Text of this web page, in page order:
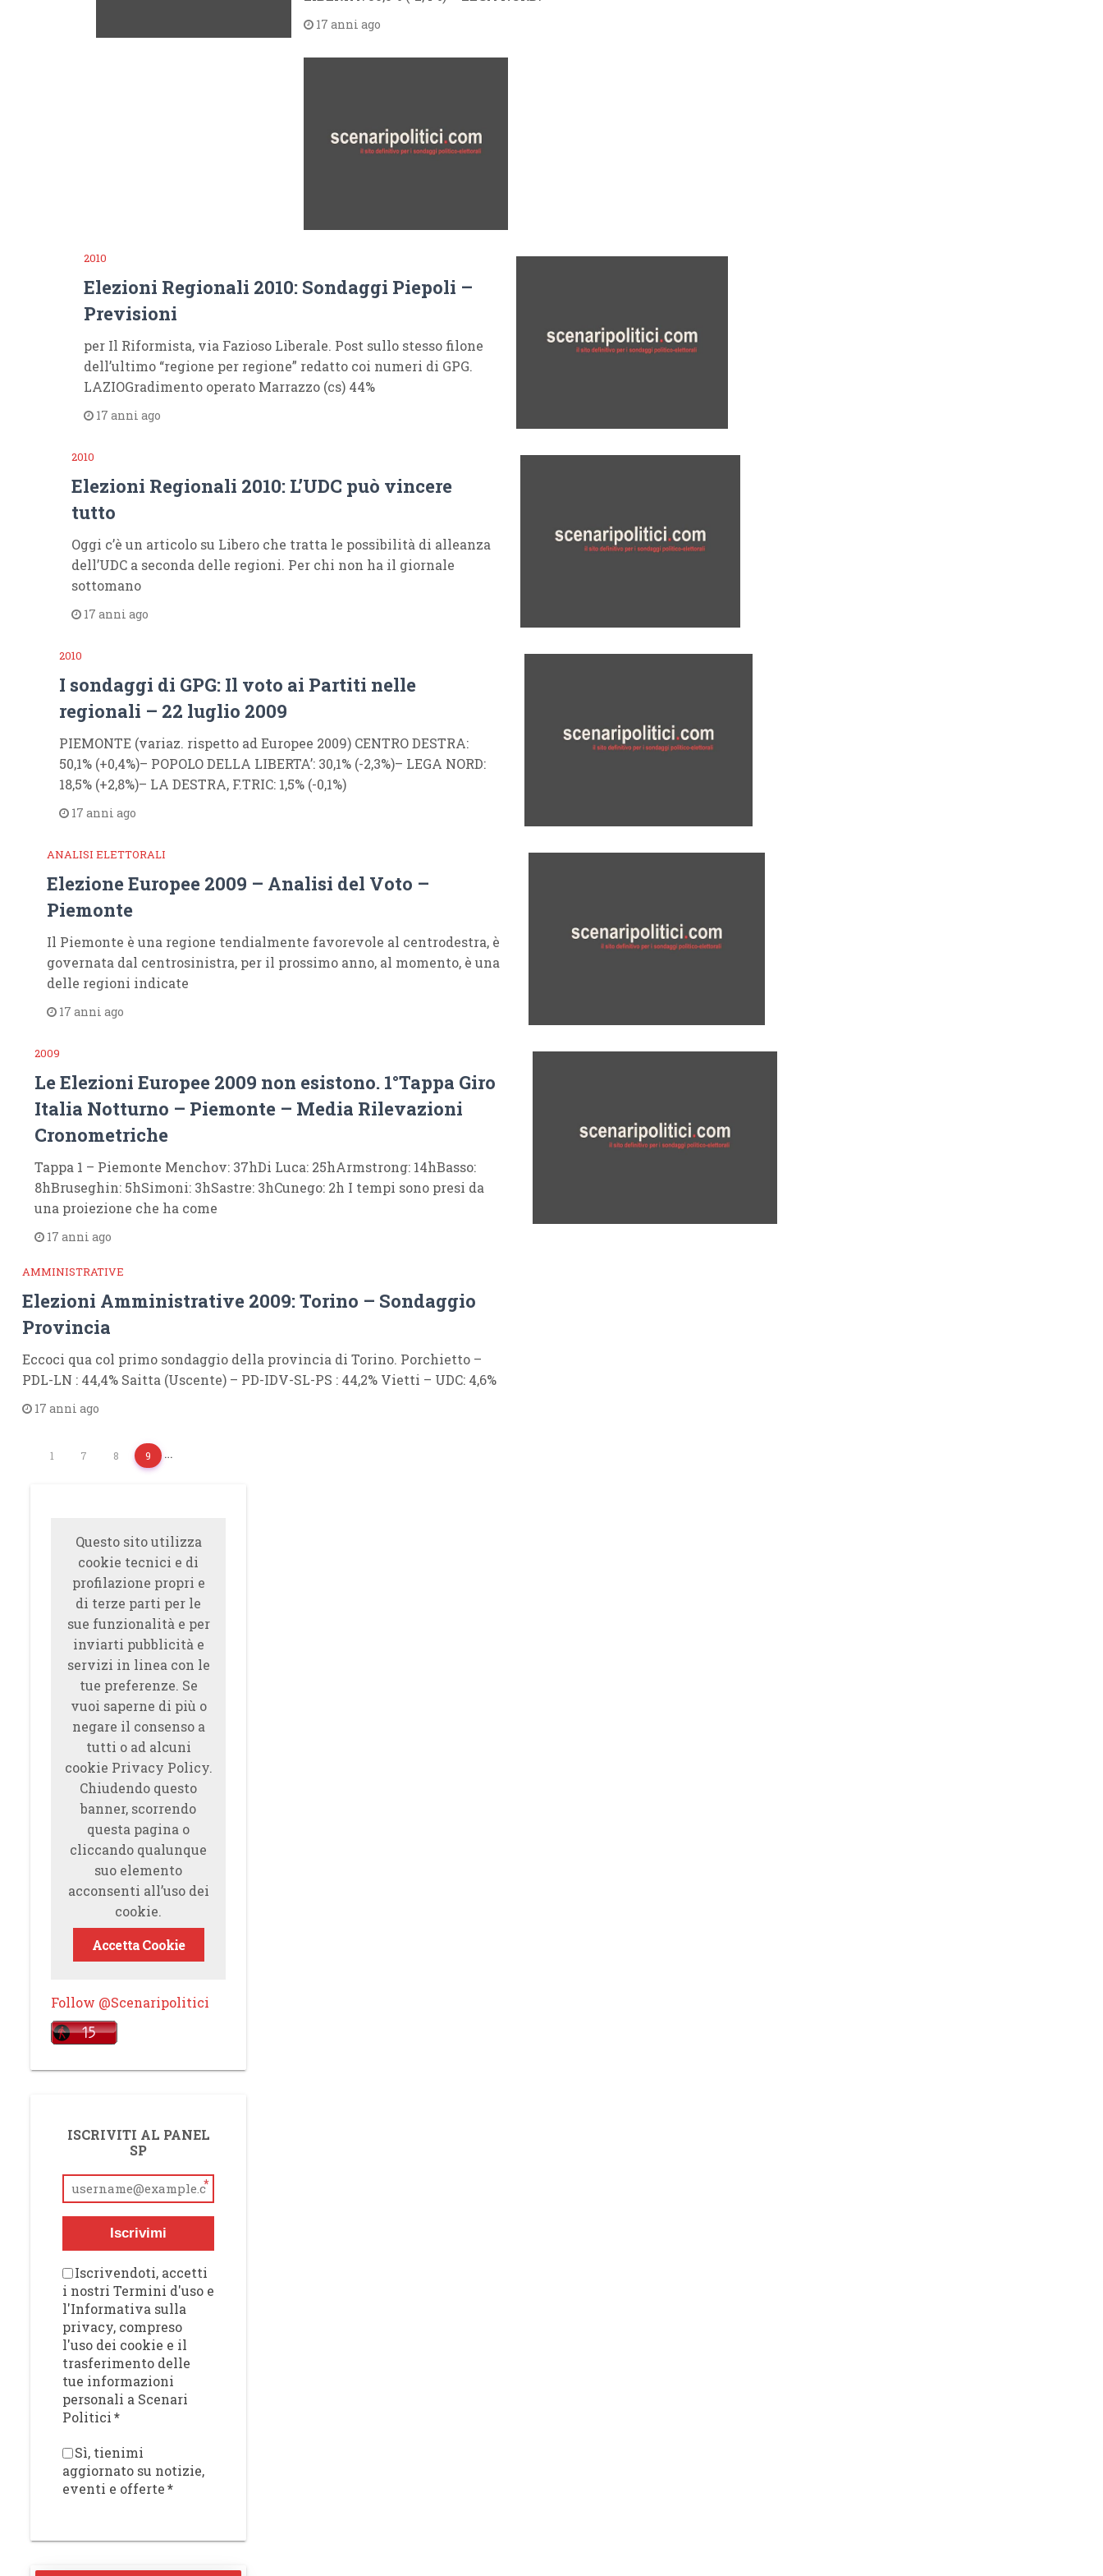
17 anni ago
2010
Elezioni Regionali 2010: Sondaggi Piepoli –
Previsioni
per Il Riformista, via Fazioso Liberale. Post sullo stesso filone
dell’ultimo “regione per regione” redatto coi numeri di GPG.
LAZIOGradimento operato Marrazzo (cs) 44%
17 anni ago
2010
Elezioni Regionali 2010: L’UDC può vincere
tutto
Oggi c’è un articolo su Libero che tratta le possibilità di alleanza
dell’UDC a seconda delle regioni. Per chi non ha il giornale
sottomano
17 anni ago
2010
I sondaggi di GPG: Il voto ai Partiti nelle
regionali – 22 luglio 2009
PIEMONTE (variaz. rispetto ad Europee 2009) CENTRO DESTRA:
50,1% (+0,4%)– POPOLO DELLA LIBERTA’: 30,1% (-2,3%)– LEGA NORD:
18,5% (+2,8%)– LA DESTRA, F.TRIC: 1,5% (-0,1%)
17 anni ago
ANALISI ELETTORALI
Elezione Europee 2009 – Analisi del Voto –
Piemonte
Il Piemonte è una regione tendialmente favorevole al centrodestra, è
governata dal centrosinistra, per il prossimo anno, al momento, è una
delle regioni indicate
17 anni ago
2009
Le Elezioni Europee 2009 non esistono. 1°Tappa Giro
Italia Notturno – Piemonte – Media Rilevazioni
Cronometriche
Tappa 1 – Piemonte Menchov: 37hDi Luca: 25hArmstrong: 14hBasso:
8hBruseghin: 5hSimoni: 3hSastre: 3hCunego: 2h I tempi sono presi da
una proiezione che ha come
17 anni ago
AMMINISTRATIVE
Elezioni Amministrative 2009: Torino – Sondaggio
Provincia
Eccoci qua col primo sondaggio della provincia di Torino. Porchietto –
PDL-LN : 44,4% Saitta (Uscente) – PD-IDV-SL-PS : 44,2% Vietti – UDC: 4,6%
17 anni ago
1 …
7 8 9
Questo sito utilizza
cookie tecnici e di
profilazione propri e
di terze parti per le
sue funzionalità e per
inviarti pubblicità e
servizi in linea con le
tue preferenze. Se
vuoi saperne di più o
negare il consenso a
tutti o ad alcuni
cookie Privacy Policy.
Chiudendo questo
banner, scorrendo
questa pagina o
cliccando qualunque
suo elemento
acconsenti all’uso dei
cookie.
Accetta Cookie
Follow @Scenaripolitici
ISCRIVITI AL PANEL
SP
*
Iscrivimi
Iscrivendoti, accetti
i nostri Termini d'uso e
l'Informativa sulla
privacy, compreso
l'uso dei cookie e il
trasferimento delle
tue informazioni
personali a Scenari
Politici*
Sì, tienimi
aggiornato su notizie,
eventi e offerte*